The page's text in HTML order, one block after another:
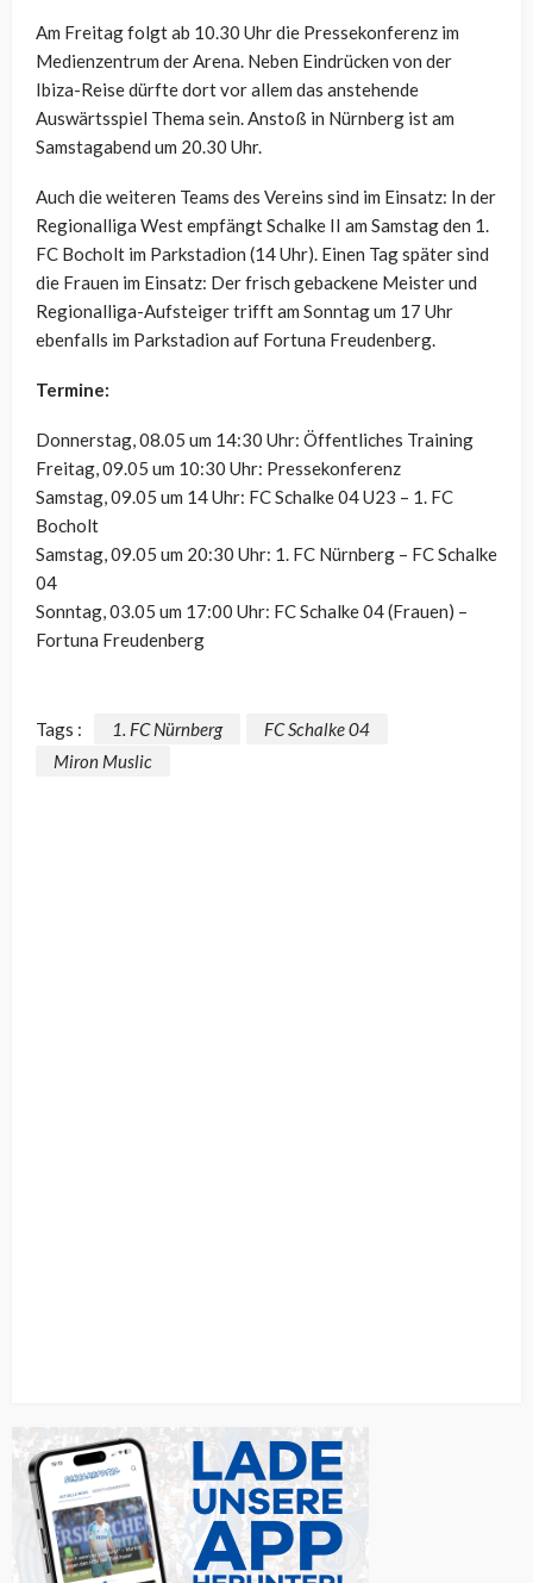
Am Freitag folgt ab 10.30 Uhr die Pressekonferenz im
Medienzentrum der Arena. Neben Eindrücken von der
Ibiza-Reise dürfte dort vor allem das anstehende
Auswärtsspiel Thema sein. Anstoß in Nürnberg ist am
Samstagabend um 20.30 Uhr.
Auch die weiteren Teams des Vereins sind im Einsatz: In der
Regionalliga West empfängt Schalke II am Samstag den 1.
FC Bocholt im Parkstadion (14 Uhr). Einen Tag später sind
die Frauen im Einsatz: Der frisch gebackene Meister und
Regionalliga-Aufsteiger trifft am Sonntag um 17 Uhr
ebenfalls im Parkstadion auf Fortuna Freudenberg.
Termine:
Donnerstag, 08.05 um 14:30 Uhr: Öffentliches Training
Freitag, 09.05 um 10:30 Uhr: Pressekonferenz
Samstag, 09.05 um 14 Uhr: FC Schalke 04 U23 – 1. FC
Bocholt
Samstag, 09.05 um 20:30 Uhr: 1. FC Nürnberg – FC Schalke
04
Sonntag, 03.05 um 17:00 Uhr: FC Schalke 04 (Frauen) –
Fortuna Freudenberg
Tags : 1. FC Nürnberg
FC Schalke 04
Miron Muslic